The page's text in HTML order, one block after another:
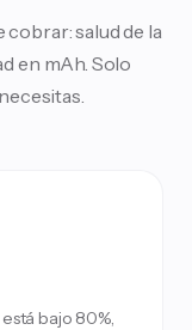
cobrar: salud de la
en mAh. Solo
bajo 80%,